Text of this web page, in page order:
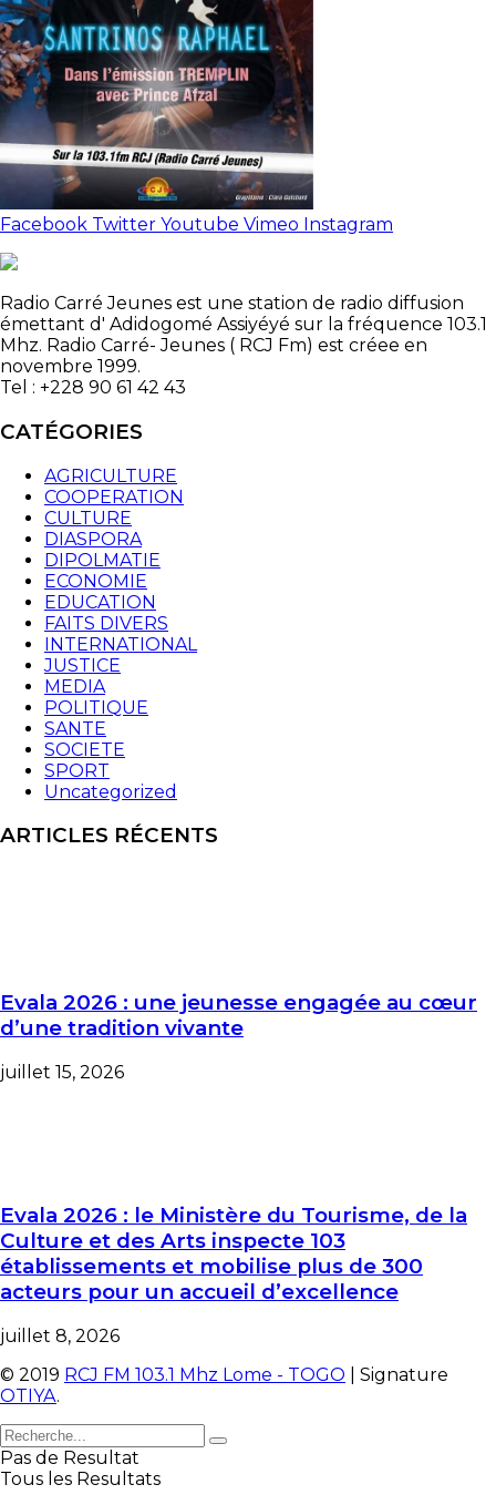
Facebook Twitter Youtube Vimeo Instagram
Radio Carré Jeunes est une station de radio diffusion
émettant d' Adidogomé Assiyéyé sur la fréquence 103.1
Mhz. Radio Carré- Jeunes ( RCJ Fm) est créee en
novembre 1999.
Tel : +228 90 61 42 43
CATÉGORIES
AGRICULTURE
COOPERATION
CULTURE
DIASPORA
DIPOLMATIE
ECONOMIE
EDUCATION
FAITS DIVERS
INTERNATIONAL
JUSTICE
MEDIA
POLITIQUE
SANTE
SOCIETE
SPORT
Uncategorized
ARTICLES RÉCENTS
Evala 2026 : une jeunesse engagée au cœur
d’une tradition vivante
juillet 15, 2026
Evala 2026 : le Ministère du Tourisme, de la
Culture et des Arts inspecte 103
établissements et mobilise plus de 300
acteurs pour un accueil d’excellence
juillet 8, 2026
© 2019 RCJ FM 103.1 Mhz Lome - TOGO | Signature
OTIYA.
Pas de Resultat
Tous les Resultats